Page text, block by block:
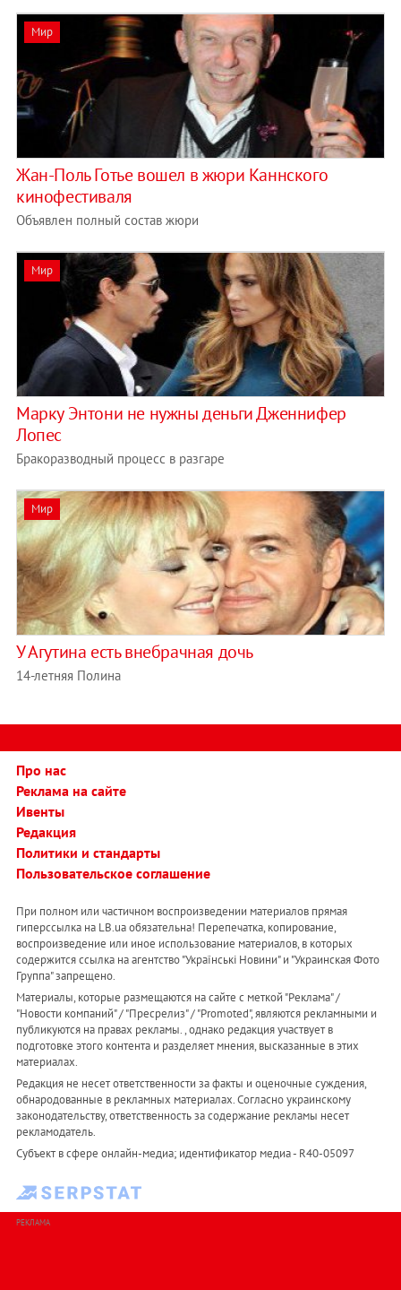
Мир
Жан-Поль Готье вошел в жюри Каннского
кинофестиваля
Объявлен полный состав жюри
Мир
Марку Энтони не нужны деньги Дженнифер
Лопес
Бракоразводный процесс в разгаре
Мир
У Агутина есть внебрачная дочь
14-летняя Полина
Про нас
Реклама на сайте
Ивенты
Редакция
Политики и стандарты
Пользовательское соглашение
При полном или частичном воспроизведении материалов прямая
гиперссылка на LB.ua обязательна! Перепечатка, копирование,
воспроизведение или иное использование материалов, в которых
содержится ссылка на агентство "Українськi Новини" и "Украинская Фото
Группа" запрещено.
Материалы, которые размещаются на сайте с меткой "Реклама" /
"Новости компаний" / "Пресрелиз" / "Promoted", являются рекламными и
публикуются на правах рекламы. , однако редакция участвует в
подготовке этого контента и разделяет мнения, высказанные в этих
материалах.
Редакция не несет ответственности за факты и оценочные суждения,
обнародованные в рекламных материалах. Согласно украинскому
законодательству, ответственность за содержание рекламы несет
рекламодатель.
Субъект в сфере онлайн-медиа; идентификатор медиа - R40-05097
РЕКЛАМА